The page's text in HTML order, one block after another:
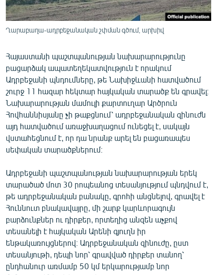
ՏՏ ԵՒ ԻՆՏԵՐՆԵՏ
ՏԵՍԱՆՅՈՒԹԵՐ
ԲԱՆԱՎԵՃ
ՁԳՏԵԼՈՎ ԼԱՎԱԳՈՒՅՆԻՆ
ՓՈԴՔԱՍԹ
Հայերեն
English
Русский
ՀԵՏԵՎԵՔ ՄԵԶ
«Ազատության» բոլոր կայքերը
Ղարաբաղա-ադրբեջանական շփման գծում, արխիվ
Հայաստանի պաշտպանության նախարարությունը
բացարձակ ապատեղեկատվություն է որակում
Ադրբեջանի պնդումները, թե Նախիջևանի հատվածում
շուրջ 11 հազար հեկտար հայկական տարածք են գրավել։
Նախարարության մամուլի քարտուղար Արծրուն
Հովհաննիսյանը չի թաքցնում՝ ադրբեջանական զինուժն
այդ հատվածում առաջխաղացում ունեցել է, սակայն
վստահեցնում է, որ դա նրանք արել են բացառապես
սեփական տարածքներում։
Ադրբեջանի պաշտպանության նախարարության երեկ
տարածած մոտ 30 րոպեանոց տեսանյությում պնդվում է,
թե ադրբեջանական բանակը, գրոհի անցնելով, գրավել է
Հուննուտ բնակավայրը, մի շարք կարևորագույն
բարձունքներ ու դիրքեր, որտեղից անզեն աչքով
տեսանելի է հայկական Արենի գյուղն իր
ենթակառույցներով։ Ադրբեջանական զինուժը, ըստ
տեսանյութի, դեպի նոր՝ գրավված դիրքեր տանող՝
ընդհանուր առմամբ 50 կմ երկարությամբ նոր